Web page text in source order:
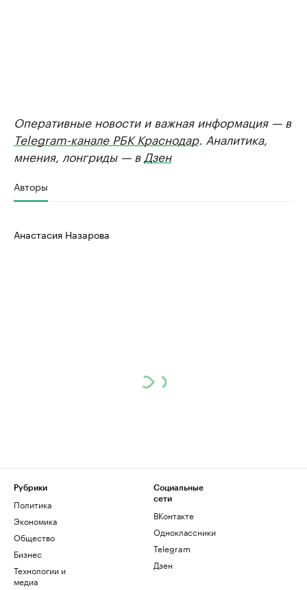
Оперативные новости и важная информация — в
Telegram-канале РБК Краснодар. Аналитика,
мнения, лонгриды — в Дзен
Авторы
Анастасия Назарова
Рубрики
Политика
Экономика
Общество
Бизнес
Технологии и
медиа
Социальные
сети
ВКонтакте
Одноклассники
Telegram
Дзен